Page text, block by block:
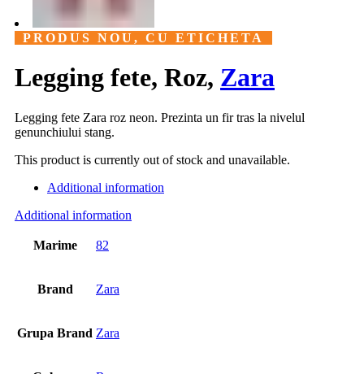
PRODUS NOU, CU ETICHETA
Legging fete, Roz, Zara
Legging fete Zara roz neon. Prezinta un fir tras la nivelul
genunchiului stang.
This product is currently out of stock and unavailable.
Additional information
Additional information
Marime 82
Brand Zara
Grupa Brand Zara